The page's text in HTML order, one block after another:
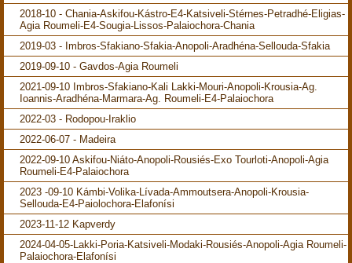
2018-10 - Chania-Askifou-Kástro-E4-Katsiveli-Stérnes-Petradhé-Eligias-
Agia Roumeli-E4-Sougia-Lissos-Palaiochora-Chania
2019-03 - Imbros-Sfakiano-Sfakia-Anopoli-Aradhéna-Sellouda-Sfakia
2019-09-10 - Gavdos-Agia Roumeli
2021-09-10 Imbros-Sfakiano-Kali Lakki-Mouri-Anopoli-Krousia-Ag.
Ioannis-Aradhéna-Marmara-Ag. Roumeli-E4-Palaiochora
2022-03 - Rodopou-Iraklio
2022-06-07 - Madeira
2022-09-10 Askifou-Niáto-Anopoli-Rousiés-Exo Tourloti-Anopoli-Agia
Roumeli-E4-Palaiochora
2023 -09-10 Kámbi-Volika-Lívada-Ammoutsera-Anopoli-Krousia-
Sellouda-E4-Paiolochora-Elafonísi
2023-11-12 Kapverdy
2024-04-05-Lakki-Poria-Katsiveli-Modaki-Rousiés-Anopoli-Agia Roumeli-
Palaiochora-Elafonísi